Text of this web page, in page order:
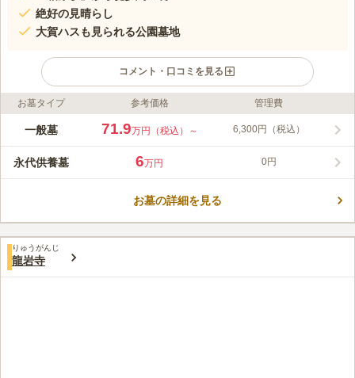
絶好の見晴らし
大賀ハスも見られる公園墓地
コメント・口コミを見る
ライフドット編集部のコメント
本堂の蓮は朝に花が開きますので、少し早い時間のお墓参りも楽
ごすことが出来ます。町田聖地霊苑は宗教自由な区画と檀家専用
の区画があり、宗教不問の区画では和型墓石、洋型墓石のどちら
きなお墓を建てたいという希望も叶います。
みんなの評価
3.5 口コミ4件
70代男性
自宅の近所にホームセンターがあり、お墓参りの前にお花や線香
を購入しています。また、霊園にもお花や線香がありそこでも購入できま
す。法事の際の食事会はお墓から１０分位の場所に食事処があり、電話で
お墓タイプ 参考価格 管理費
一般墓 71.9万円（税込）～ 6,300円（税込）
永代供養墓 6万円 0円
お墓の詳細を見る
りゅうがんじ
龍岩寺